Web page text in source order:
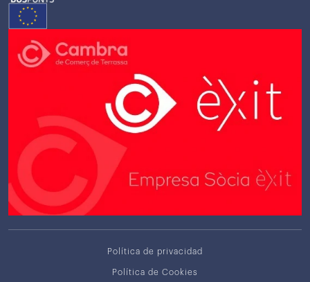
Política de privacidad
Política de Cookies